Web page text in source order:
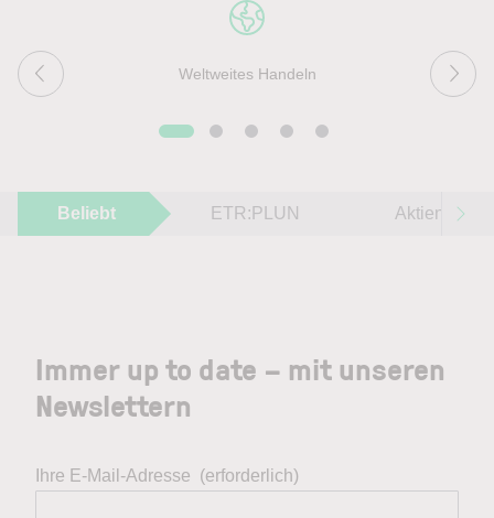
Weltweites Handeln
Beliebt ETR:PLUN Aktien im
Immer up to date – mit unseren
Newslettern
Ihre E-Mail-Adresse (erforderlich)